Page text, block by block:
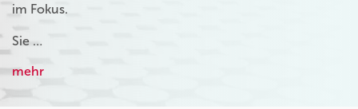
im Fokus.
Sie …
mehr